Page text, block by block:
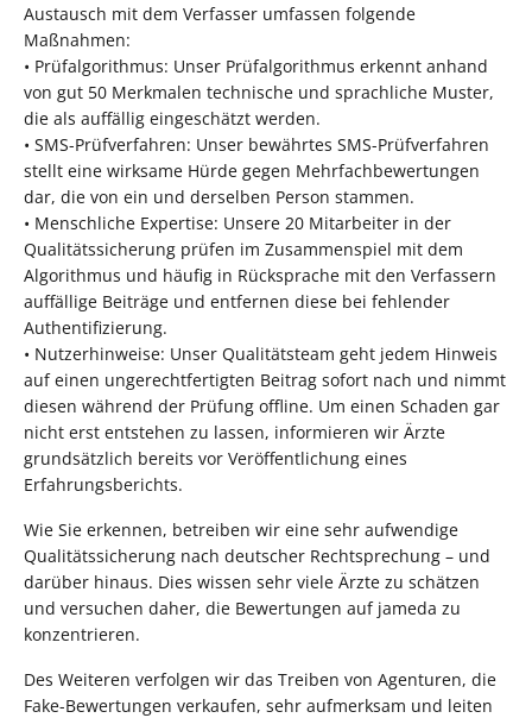
Austausch mit dem Verfasser umfassen folgende
Maßnahmen:
• Prüfalgorithmus: Unser Prüfalgorithmus erkennt anhand
von gut 50 Merkmalen technische und sprachliche Muster,
die als auffällig eingeschätzt werden.
• SMS-Prüfverfahren: Unser bewährtes SMS-Prüfverfahren
stellt eine wirksame Hürde gegen Mehrfachbewertungen
dar, die von ein und derselben Person stammen.
• Menschliche Expertise: Unsere 20 Mitarbeiter in der
Qualitätssicherung prüfen im Zusammenspiel mit dem
Algorithmus und häufig in Rücksprache mit den Verfassern
auffällige Beiträge und entfernen diese bei fehlender
Authentifizierung.
• Nutzerhinweise: Unser Qualitätsteam geht jedem Hinweis
auf einen ungerechtfertigten Beitrag sofort nach und nimmt
diesen während der Prüfung offline. Um einen Schaden gar
nicht erst entstehen zu lassen, informieren wir Ärzte
grundsätzlich bereits vor Veröffentlichung eines
Erfahrungsberichts.
Wie Sie erkennen, betreiben wir eine sehr aufwendige
Qualitätssicherung nach deutscher Rechtsprechung – und
darüber hinaus. Dies wissen sehr viele Ärzte zu schätzen
und versuchen daher, die Bewertungen auf jameda zu
konzentrieren.
Des Weiteren verfolgen wir das Treiben von Agenturen, die
Fake-Bewertungen verkaufen, sehr aufmerksam und leiten